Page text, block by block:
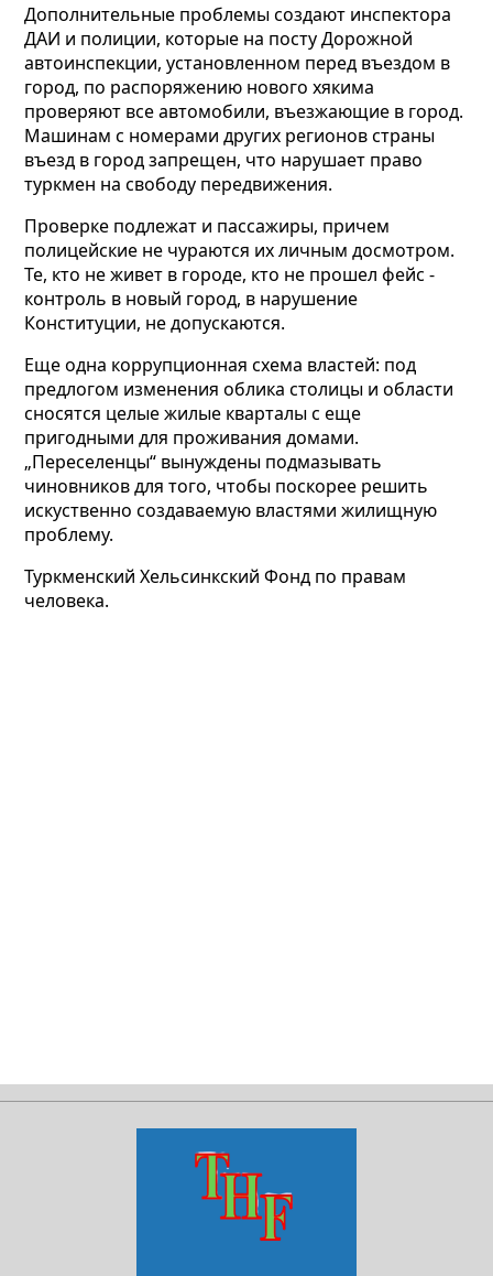
Дополнительные проблемы создают инспектора
ДАИ и полиции, которые на посту Дорожной
автоинспекции, установленном перед въездом в
город, по распоряжению нового хякима
проверяют все автомобили, въезжающие в город.
Машинам с номерами других регионов страны
въезд в город запрещен, что нарушает право
туркмен на свободу передвижения.
Проверке подлежат и пассажиры, причем
полицейские не чураются их личным досмотром.
Те, кто не живет в городе, кто не прошел фейс -
контроль в новый город, в нарушение
Конституции, не допускаются.
Еще одна коррупционная схема властей: под
предлогом изменения облика столицы и области
сносятся целые жилые кварталы с еще
пригодными для проживания домами.
„Переселенцы“ вынуждены подмазывать
чиновников для того, чтобы поскорее решить
искуственно создаваемую властями жилищную
проблему.
Туркменский Хельсинкский Фонд по правам
человека.